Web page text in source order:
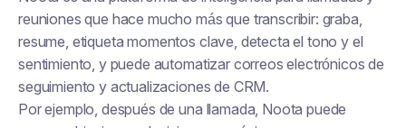
reuniones que hace mucho más que transcribir: graba,
resume, etiqueta momentos clave, detecta el tono y el
sentimiento, y puede automatizar correos electrónicos de
seguimiento y actualizaciones de CRM.
Por ejemplo, después de una llamada, Noota puede